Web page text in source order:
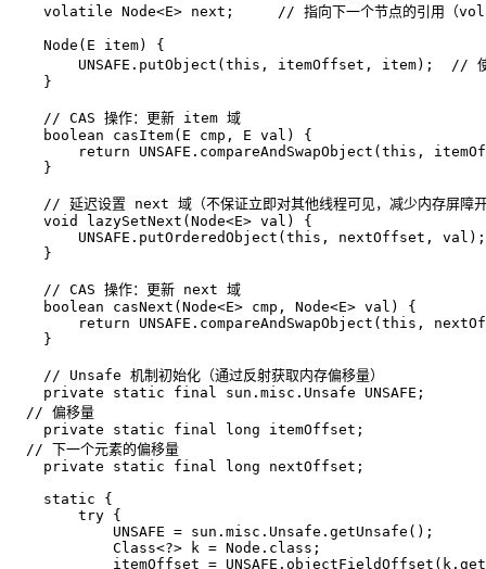
volatile Node<E> next; // 指向下一个节点的引用
    Node(E item) {
        UNSAFE.putObject(
this , itemOffset, item);
//
    }
// CAS 操作：更新 item 域
boolean
casItem(E cmp, E val)
{
return UNSAFE.compareAndSwapObject( this ,
    }
// 延迟设置 next 域（不保证立即对其他线程可见，减少内存屏
void
lazySetNext (Node<E> val)
{
        UNSAFE.putOrderedObject(
this , nextOffset,
    }
// CAS 操作：更新 next 域
boolean
casNext (Node<E> cmp, Node<E> val)
{
return UNSAFE.compareAndSwapObject( this ,
    }
// Unsafe 机制初始化（通过反射获取内存偏移量）
private
static final
sun.misc.Unsafe UNSAFE;
// 偏移量
private
static final long itemOffset;
// 下一个元素的偏移量
private
static final long nextOffset;
static {
try {
            UNSAFE = sun.misc.Unsafe.getUnsafe();
            Class<?> k = Node.class;
itemOffset =